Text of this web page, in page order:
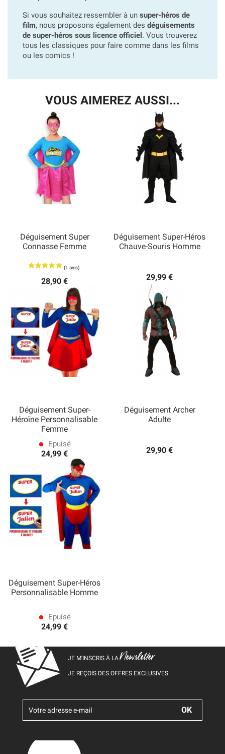
Si vous souhaitez ressembler à un super-héros de
film, nous proposons également des déguisements
de super-héros sous licence officiel. Vous trouverez
tous les classiques pour faire comme dans les films
ou les comics !
VOUS AIMEREZ AUSSI...
Déguisement Super
Connasse Femme
28,90 €
Déguisement Super-Héros
Chauve-Souris Homme
29,99 €
Déguisement Super-
Héroïne Personnalisable
Femme
lens Epuisé
24,99 €
Déguisement Archer
Adulte
29,90 €
Déguisement Super-Héros
Personnalisable Homme
lens Epuisé
24,99 €
JE M’INSCRIS À LANewsletter
JE REÇOIS DES OFFRES EXCLUSIVES